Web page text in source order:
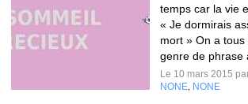
temps car la vie
« Je dormirais
mort » On a
genre de phrase
Le 10 mars 2015
NONE NONE